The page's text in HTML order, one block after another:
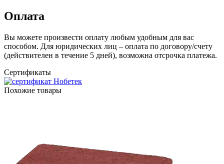
Оплата
Вы можете произвести оплату любым удобным для вас
способом. Для юридических лиц – оплата по договору/счету
(действителен в течение 5 дней), возможна отсрочка платежа.
Сертификаты
Похожие товары